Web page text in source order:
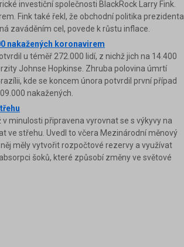
investiční společnosti BlackRock Larry Fink.
Fink také řekl, že obchodní politika prezidenta
zaváděním cel, povede k růstu inflace.
nakažených koronavirem
u téměř 272.000 lidí, z nichž jich na 14.400
Johnse Hopkinse. Zhruba polovina úmrtí
kde se koncem února potvrdil první případ
nakažených.
minulosti připravena vyrovnat se s výkyvy na
ve střehu. Uvedl to včera Mezinárodní měnový
měly vytvořit rozpočtové rezervy a využívat
šoků, které způsobí změny ve světové